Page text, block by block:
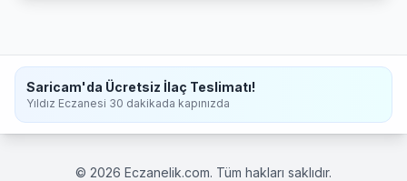
Saricam'da Ücretsiz İlaç Teslimatı!
Yıldız Eczanesi 30 dakikada kapınızda
© 2026 Eczanelik.com. Tüm hakları saklıdır.